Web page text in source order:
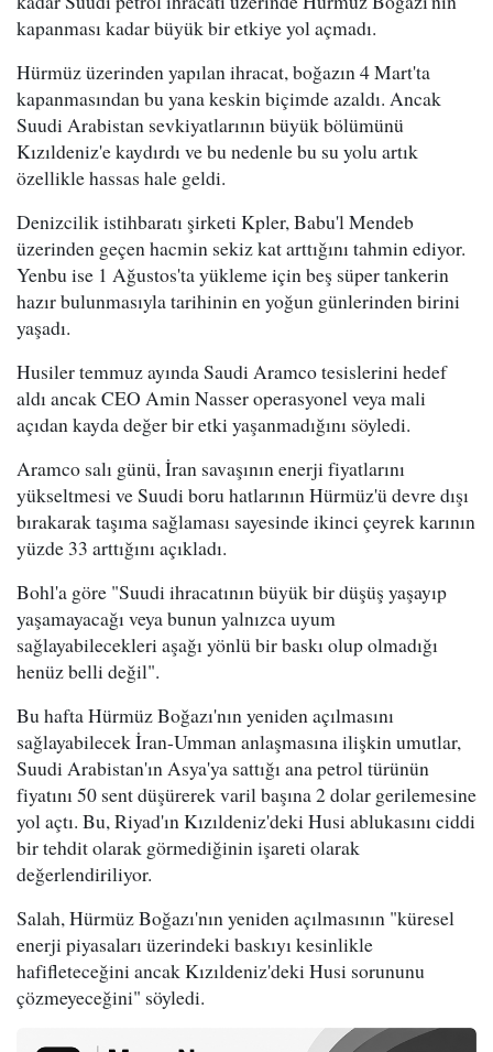
kapanması kadar büyük bir etkiye yol açmadı.
Hürmüz üzerinden yapılan ihracat, boğazın 4 Mart'ta
kapanmasından bu yana keskin biçimde azaldı. Ancak
Suudi Arabistan sevkiyatlarının büyük bölümünü
Kızıldeniz'e kaydırdı ve bu nedenle bu su yolu artık
özellikle hassas hale geldi.
Denizcilik istihbaratı şirketi Kpler, Babu'l Mendeb
üzerinden geçen hacmin sekiz kat arttığını tahmin ediyor.
Yenbu ise 1 Ağustos'ta yükleme için beş süper tankerin
hazır bulunmasıyla tarihinin en yoğun günlerinden birini
yaşadı.
Husiler temmuz ayında Saudi Aramco tesislerini hedef
aldı ancak CEO Amin Nasser operasyonel veya mali
açıdan kayda değer bir etki yaşanmadığını söyledi.
Aramco salı günü, İran savaşının enerji fiyatlarını
yükseltmesi ve Suudi boru hatlarının Hürmüz'ü devre dışı
bırakarak taşıma sağlaması sayesinde ikinci çeyrek karının
yüzde 33 arttığını açıkladı.
Bohl'a göre "Suudi ihracatının büyük bir düşüş yaşayıp
yaşamayacağı veya bunun yalnızca uyum
sağlayabilecekleri aşağı yönlü bir baskı olup olmadığı
henüz belli değil".
Bu hafta Hürmüz Boğazı'nın yeniden açılmasını
sağlayabilecek İran-Umman anlaşmasına ilişkin umutlar,
Suudi Arabistan'ın Asya'ya sattığı ana petrol türünün
fiyatını 50 sent düşürerek varil başına 2 dolar gerilemesine
yol açtı. Bu, Riyad'ın Kızıldeniz'deki Husi ablukasını ciddi
bir tehdit olarak görmediğinin işareti olarak
değerlendiriliyor.
Salah, Hürmüz Boğazı'nın yeniden açılmasının "küresel
enerji piyasaları üzerindeki baskıyı kesinlikle
hafifleteceğini ancak Kızıldeniz'deki Husi sorununu
çözmeyeceğini" söyledi.